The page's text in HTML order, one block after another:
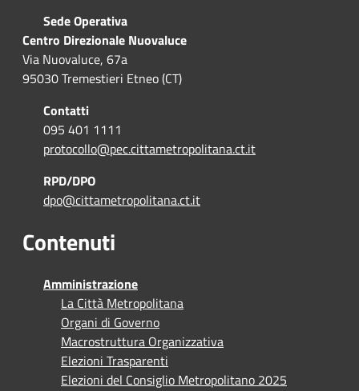
Sede Operativa
Centro Direzionale Nuovaluce
Via Nuovaluce, 67a
95030 Tremestieri Etneo (CT)
Contatti
095 401 1111
protocollo@pec.cittametropolitana.ct.it
RPD/DPO
dpo@cittametropolitana.ct.it
Contenuti
Amministrazione
La Città Metropolitana
Organi di Governo
Macrostruttura Organizzativa
Elezioni Trasparenti
Elezioni del Consiglio Metropolitano 2025